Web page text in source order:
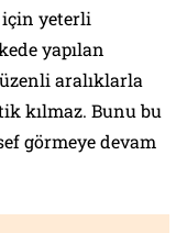
için yeterli
yapılan
aralıklarla
kılmaz. Bunu bu
görmeye devam